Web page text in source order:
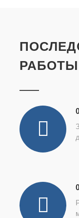
РАБОТЫ